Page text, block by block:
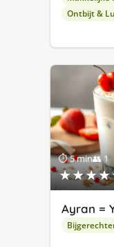
Ontbijt &
⏱ 5 min👥 1
Ayran =